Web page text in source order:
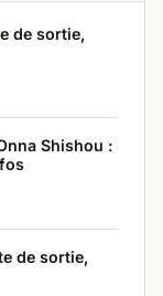
de sortie,
Shishou :
de sortie,